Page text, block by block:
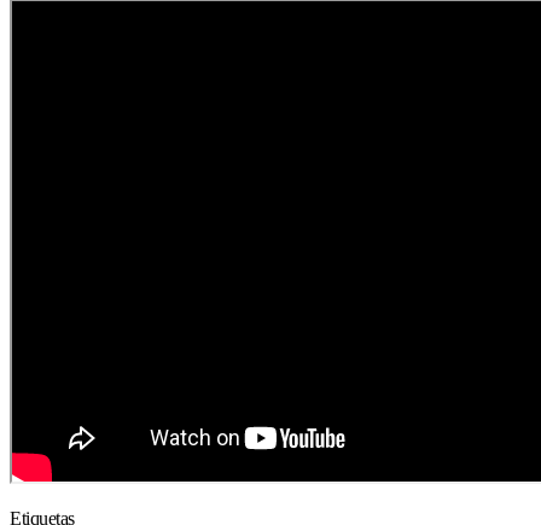
Etiquetas